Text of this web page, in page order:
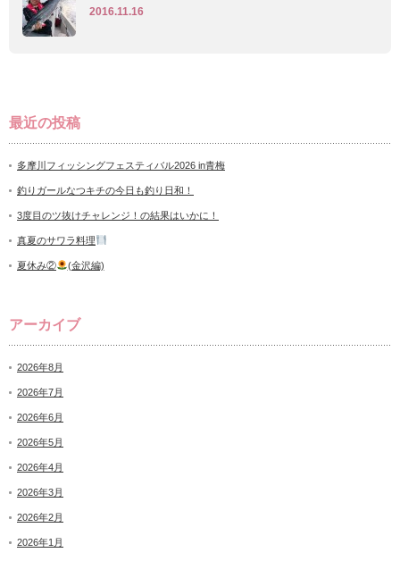
2016.11.16
最近の投稿
多摩川フィッシングフェスティバル2026 in青梅
釣りガールなつキチの今日も釣り日和！
3度目のツ抜けチャレンジ！の結果はいかに！
真夏のサワラ料理
夏休み② (金沢編)
アーカイブ
2026年8月
2026年7月
2026年6月
2026年5月
2026年4月
2026年3月
2026年2月
2026年1月